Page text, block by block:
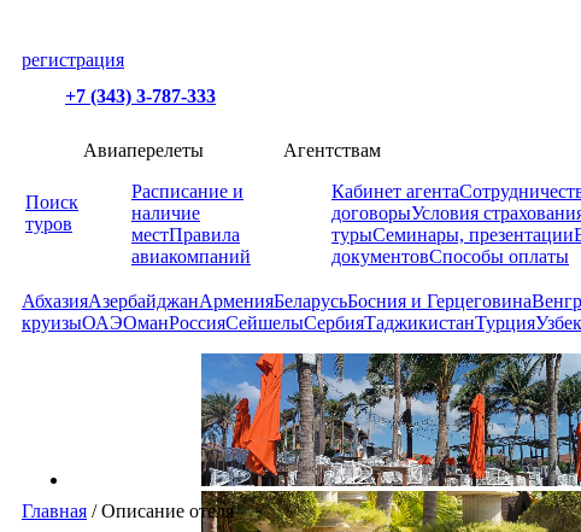
регистрация
+7 (343) 3-787-333
Поиск
туров
Авиаперелеты
Расписание и
наличие
местПравила
авиакомпаний
Агентствам
Кабинет агента
договорыУсловия
турыСеминары, презентации
документовСпособы оплаты
АбхазияАзербайджанАрменияБеларусьБосния и Герцеговина
круизыОАЭОманРоссияСейшелыСербияТаджикистанТурция
Главная /Описание отеля